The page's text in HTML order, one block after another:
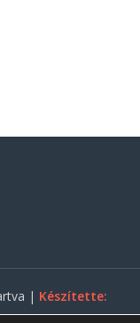
| Készítette: